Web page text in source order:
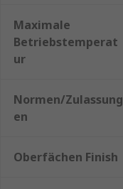
Maximale
Betriebstemperat
ur
Normen/Zulassung
en
Oberfächen Finish